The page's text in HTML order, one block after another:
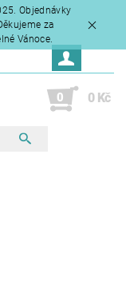
Objednávky
za
Vánoce.
0 0 Kč